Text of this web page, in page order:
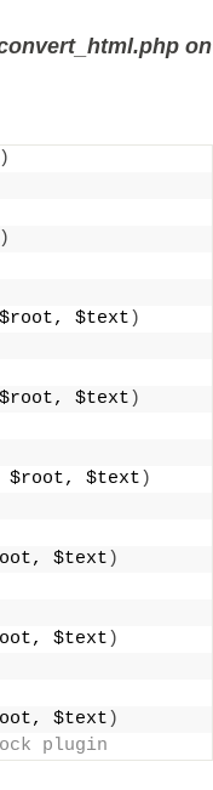
on
)
)
$root, $text )
$root, $text )
$root, $text )
$text )
$text )
$text )
plugin